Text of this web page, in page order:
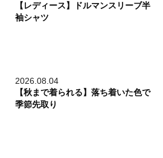
【レディース】ドルマンスリーブ半
袖シャツ
2026.08.04
【秋まで着られる】落ち着いた色で
季節先取り